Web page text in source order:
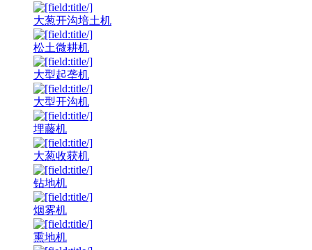
大葱开沟培土机
松土微耕机
大型起垄机
大型开沟机
埋藤机
大葱收获机
钻地机
烟雾机
熏地机